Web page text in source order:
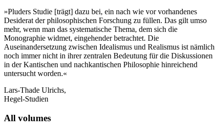
»Pluders Studie [trägt] dazu bei, ein nach wie vor vorhandenes
Desiderat der philosophischen Forschung zu füllen. Das gilt umso
mehr, wenn man das systematische Thema, dem sich die
Monographie widmet, eingehender betrachtet. Die
Auseinandersetzung zwischen Idealismus und Realismus ist nämlich
noch immer nicht in ihrer zentralen Bedeutung für die Diskussionen
in der Kantischen und nachkantischen Philosophie hinreichend
untersucht worden.«
Lars-Thade Ulrichs,
Hegel-Studien
All volumes